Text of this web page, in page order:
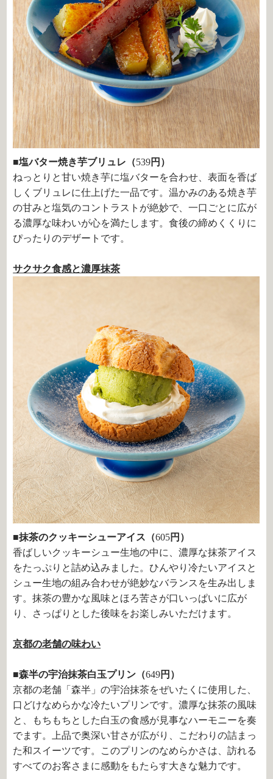
■塩バター焼き芋ブリュレ（539円）
ねっとりと甘い焼き芋に塩バターを合わせ、表面を香ば
しくブリュレに仕上げた一品です。温かみのある焼き芋
の甘みと塩気のコントラストが絶妙で、一口ごとに広が
る濃厚な味わいが心を満たします。食後の締めくくりに
ぴったりのデザートです。
サクサク食感と濃厚抹茶
■抹茶のクッキーシューアイス（605円）
香ばしいクッキーシュー生地の中に、濃厚な抹茶アイス
をたっぷりと詰め込みました。ひんやり冷たいアイスと
シュー生地の組み合わせが絶妙なバランスを生み出しま
す。抹茶の豊かな風味とほろ苦さが口いっぱいに広が
り、さっぱりとした後味をお楽しみいただけます。
京都の老舗の味わい
■森半の宇治抹茶白玉プリン（649円）
京都の老舗「森半」の宇治抹茶をぜいたくに使用した、
口どけなめらかな冷たいプリンです。濃厚な抹茶の風味
と、もちもちとした白玉の食感が見事なハーモニーを奏
でます。上品で奥深い甘さが広がり、こだわりの詰まっ
た和スイーツです。このプリンのなめらかさは、訪れる
すべてのお客さまに感動をもたらす大きな魅力です。